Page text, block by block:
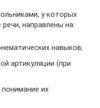
у которых
направлены на:
навыков;
артикуляции (при
понимание их